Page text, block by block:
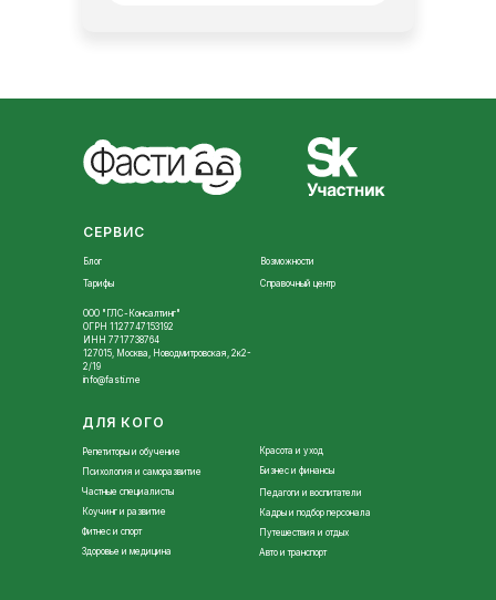
СЕРВИС
Блог
Возможности
Справочный центр
ООО "ГЛС-Консалтинг"
ОГРН 1127747153192
ИНН 7717738764
127015, Москва, Новодмитровская, 2к2-
2/19
info@fasti.me
Тарифы
Коучинг и развитие Кадры и подбор персонала
Частные специалисты
Репетиторы и обучение
Психология и саморазвитие
Бизнес и финансы
Педагоги и воспитатели
Здоровье и медицина
Красота и уход
Авто и транспорт
Путешествия и отдых
Фитнес и спорт
ДЛЯ КОГО